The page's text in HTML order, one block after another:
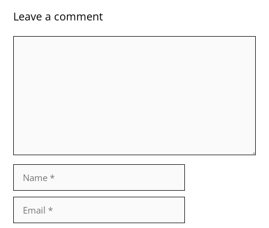
Leave a comment